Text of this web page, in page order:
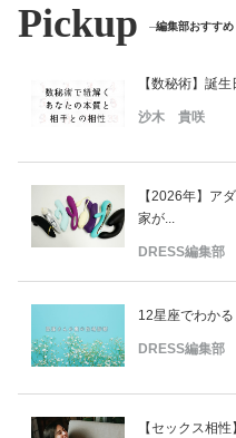
Pickup 編集部おすすめ
【数秘術】誕
沙木 貴咲
【2026年】ア
家が...
DRESS編集部
12星座でわか
DRESS編集部
【セックス相